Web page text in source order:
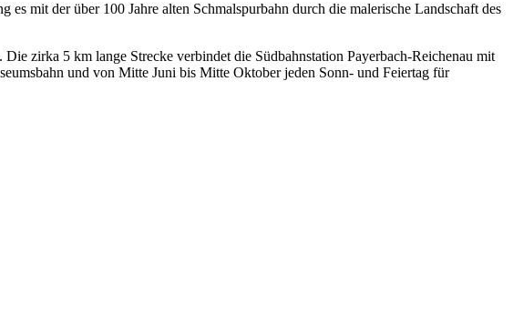
mit der über 100 Jahre alten Schmalspurbahn durch die malerische Landschaft des
zirka 5 km lange Strecke verbindet die Südbahnstation Payerbach-Reichenau mit
und von Mitte Juni bis Mitte Oktober jeden Sonn- und Feiertag für